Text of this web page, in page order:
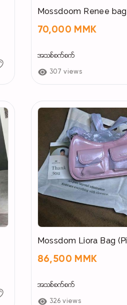
Mossdoom Renee bag
70,000 MMK
အသစ်စက်စက်
307 views
Mossdom Liora Bag
86,500 MMK
အသစ်စက်စက်
326 views